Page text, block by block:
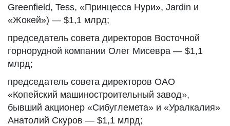
Greenfield, Tess, «Принцесса Нури», Jardin и
«Жокей») — $1,1 млрд;
председатель совета директоров Восточной
горнорудной компании Олег Мисевра — $1,1
млрд;
председатель совета директоров ОАО
«Копейский машиностроительный завод»,
бывший акционер «Сибуглемета» и «Уралкалия»
Анатолий Скуров — $1,1 млрд;